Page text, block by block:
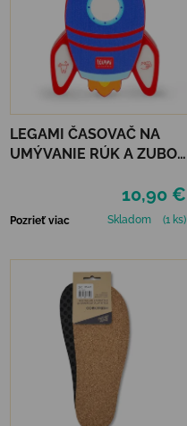
LEGAMI ČASOVAČ NA
UMÝVANIE RÚK A ZUBOV
10,90 €
Pozrieť viac Skladom (1 ks)